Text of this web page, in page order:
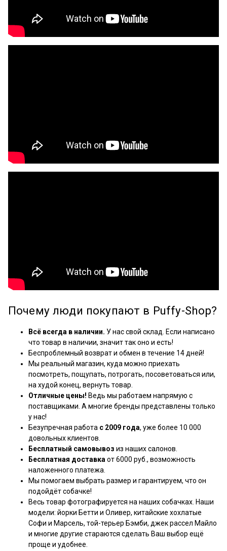
Почему люди покупают в Puffy-Shop?
Всё всегда в наличии. У нас свой склад. Если написано
что товар в наличии, значит так оно и есть!
Беспроблемный возврат и обмен в течение 14 дней!
Мы реальный магазин, куда можно приехать
посмотреть, пощупать, потрогать, посоветоваться или,
на худой конец, вернуть товар.
Отличные цены! Ведь мы работаем напрямую с
поставщиками. А многие бренды представлены только
у нас!
Безупречная работа с 2009 года, уже более 10 000
довольных клиентов.
Бесплатный самовывоз из наших салонов.
Бесплатная доставка от 6000 руб., возможность
наложенного платежа.
Мы помогаем выбрать размер и гарантируем, что он
подойдёт собачке!
Весь товар фотографируется на наших собачках. Наши
модели: йорки Бетти и Оливер, китайские хохлатые
Софи и Марсель, той-терьер Бэмби, джек рассел Майло
и многие другие стараются сделать Ваш выбор ещё
проще и удобнее.